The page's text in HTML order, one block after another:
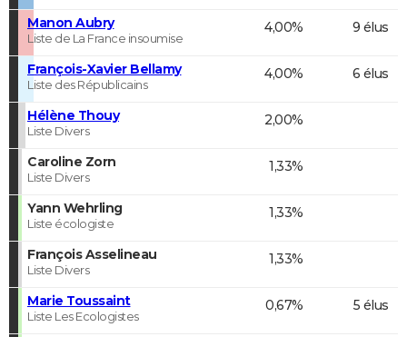
Manon Aubry
Liste de La France insoumise
4,00% 9 élus
François-Xavier Bellamy
Liste des Républicains
4,00% 6 élus
Hélène Thouy
Liste Divers
2,00%
Caroline Zorn
Liste Divers
1,33%
Yann Wehrling
Liste écologiste
1,33%
François Asselineau
Liste Divers
1,33%
Marie Toussaint
Liste Les Ecologistes
0,67% 5 élus